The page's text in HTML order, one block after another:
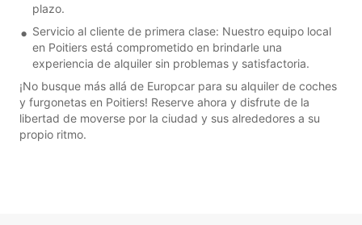
plazo.
Servicio al cliente de primera clase: Nuestro equipo local
en Poitiers está comprometido en brindarle una
experiencia de alquiler sin problemas y satisfactoria.
¡No busque más allá de Europcar para su alquiler de coches
y furgonetas en Poitiers! Reserve ahora y disfrute de la
libertad de moverse por la ciudad y sus alrededores a su
propio ritmo.